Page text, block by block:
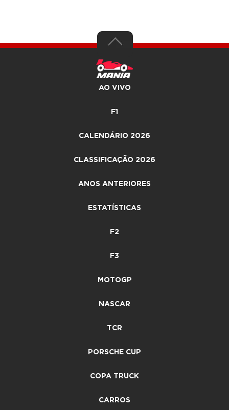
AO VIVO
F1
CALENDÁRIO 2026
CLASSIFICAÇÃO 2026
ANOS ANTERIORES
ESTATÍSTICAS
F2
F3
MOTOGP
NASCAR
TCR
PORSCHE CUP
COPA TRUCK
CARROS